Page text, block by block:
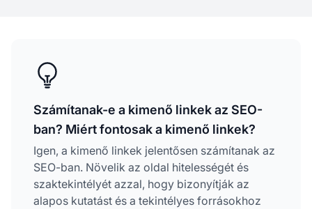
Számítanak-e a kimenő linkek az SEO-
ban? Miért fontosak a kimenő linkek?
Igen, a kimenő linkek jelentősen számítanak az
SEO-ban. Növelik az oldal hitelességét és
szaktekintélyét azzal, hogy bizonyítják az
alapos kutatást és a tekintélyes forrásokhoz